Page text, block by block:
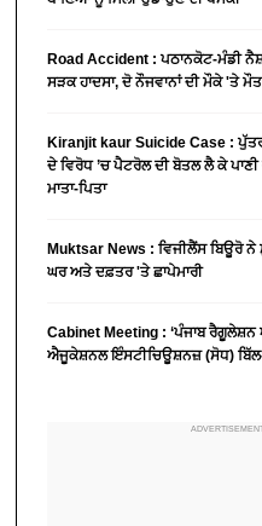
Road Accident : ਪਠਾਨਕੋਟ-ਮੰਡੀ
ਸੜਕ ਹਾਦਸਾ, ਦੋ ਨੌਜਵਾਨਾਂ ਦੀ ਮੌਕੇ 'ਤੇ ਮੌਤ
Kiranjit kaur Suicide Case :
ਦੇ ਵਿਰੋਧ ’ਚ ਪੈਟਰੋਲ ਦੀ ਬੋਤਲ ਲੈ ਕੇ
ਮਾਤਾ-ਪਿਤਾ
Muktsar News : ਵਿਜੀਲੈਂਸ ਬਿਊਰੋ
ਘਰ ਅਤੇ ਦਫ਼ਤਰ 'ਤੇ ਛਾਪੇਮਾਰੀ
Cabinet Meeting : ‘ਪੰਜਾਬ
ਐਜੂਕੇਸ਼ਨਲ ਇੰਸਟੀਚਿਊਸ਼ਨਜ਼ (ਸੋਧ) ਬਿੱਲ-